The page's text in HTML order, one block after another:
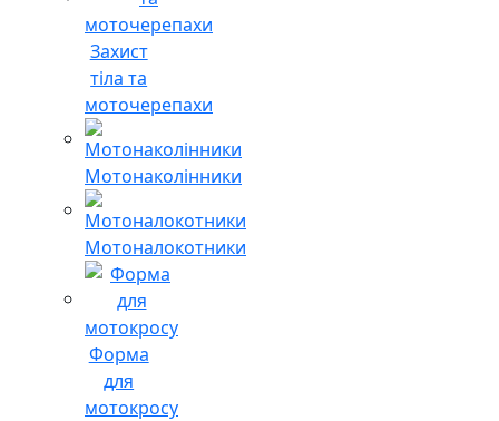
Захист
тіла та
моточерепахи
Мотонаколінники
Мотоналокотники
Форма
для
мотокросу